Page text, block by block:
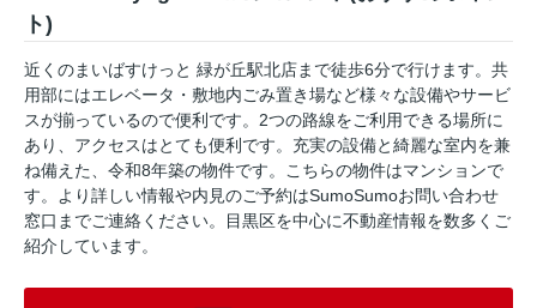
ト)
近くのまいばすけっと 緑が丘駅北店まで徒歩6分で行けます。共
用部にはエレベータ・敷地内ごみ置き場など様々な設備やサービ
スが揃っているので便利です。2つの路線をご利用できる場所に
あり、アクセスはとても便利です。充実の設備と綺麗な室内を兼
ね備えた、令和8年築の物件です。こちらの物件はマンションで
す。より詳しい情報や内見のご予約はSumoSumoお問い合わせ
窓口までご連絡ください。目黒区を中心に不動産情報を数多くご
紹介しています。